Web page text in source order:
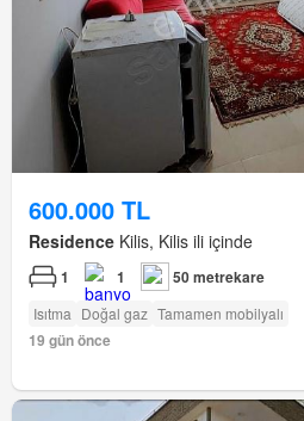
600.000 TL
Residence Kilis, Kilis ili içinde
1 1 50 metrekare
Isıtma Doğal gaz Tamamen mobilyalı
19 gün önce